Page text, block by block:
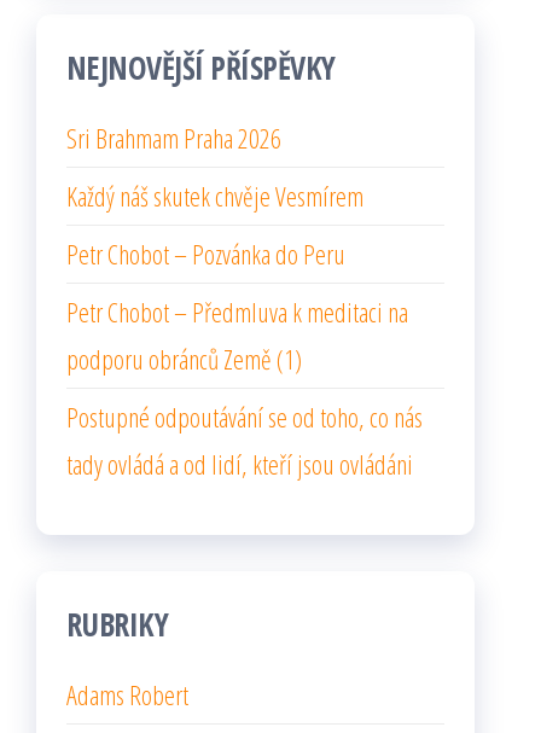
NEJNOVĚJŠÍ PŘÍSPĚVKY
Sri Brahmam Praha 2026
Každý náš skutek chvěje Vesmírem
Petr Chobot – Pozvánka do Peru
Petr Chobot – Předmluva k meditaci na
podporu obránců Země (1)
Postupné odpoutávání se od toho, co nás
tady ovládá a od lidí, kteří jsou ovládáni
RUBRIKY
Adams Robert